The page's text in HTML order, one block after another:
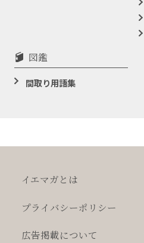
図鑑
間取り用語集
イエマガとは
プライバシーポリシー
広告掲載について